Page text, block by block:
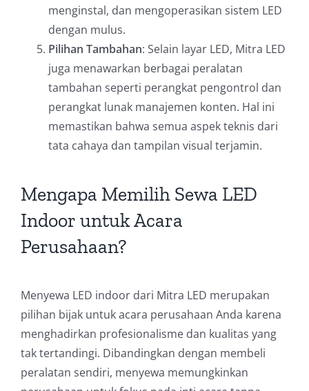
menginstal, dan mengoperasikan sistem LED
dengan mulus.
Pilihan Tambahan: Selain layar LED, Mitra LED
juga menawarkan berbagai peralatan
tambahan seperti perangkat pengontrol dan
perangkat lunak manajemen konten. Hal ini
memastikan bahwa semua aspek teknis dari
tata cahaya dan tampilan visual terjamin.
Mengapa Memilih Sewa LED
Indoor untuk Acara
Perusahaan?
Menyewa LED indoor dari Mitra LED merupakan
pilihan bijak untuk acara perusahaan Anda karena
menghadirkan profesionalisme dan kualitas yang
tak tertandingi. Dibandingkan dengan membeli
peralatan sendiri, menyewa memungkinkan